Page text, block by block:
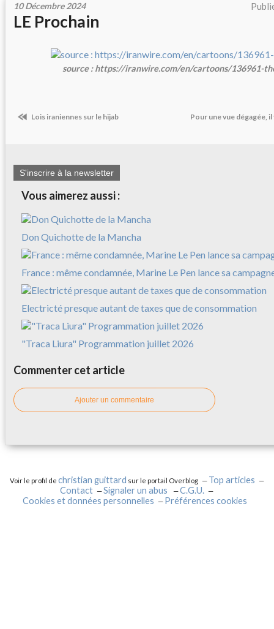
10 Décembre 2024
LE Prochain
source : https://iranwire.com/en/cartoons/136961-
Lois iraniennes sur le hijab Pour une vue dégagée,
S'inscrire à la newsletter
Vous aimerez aussi :
Don Quichotte de la Mancha
France : même condamnée, Marine Le Pen lance sa
Electricté presque autant de taxes que de consommation
"Traca Liura" Programmation juillet 2026
Commenter cet article
Ajouter un commentaire
Voir le profil de christian guittard sur le portail Overblog
Top articles
Contact
Signaler un abus
C.G.U.
Cookies et données personnelles
Préférences cookies